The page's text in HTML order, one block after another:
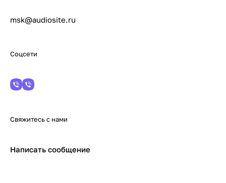
msk@audiosite.ru
Соцсети
Свяжитесь с нами
Написать сообщение